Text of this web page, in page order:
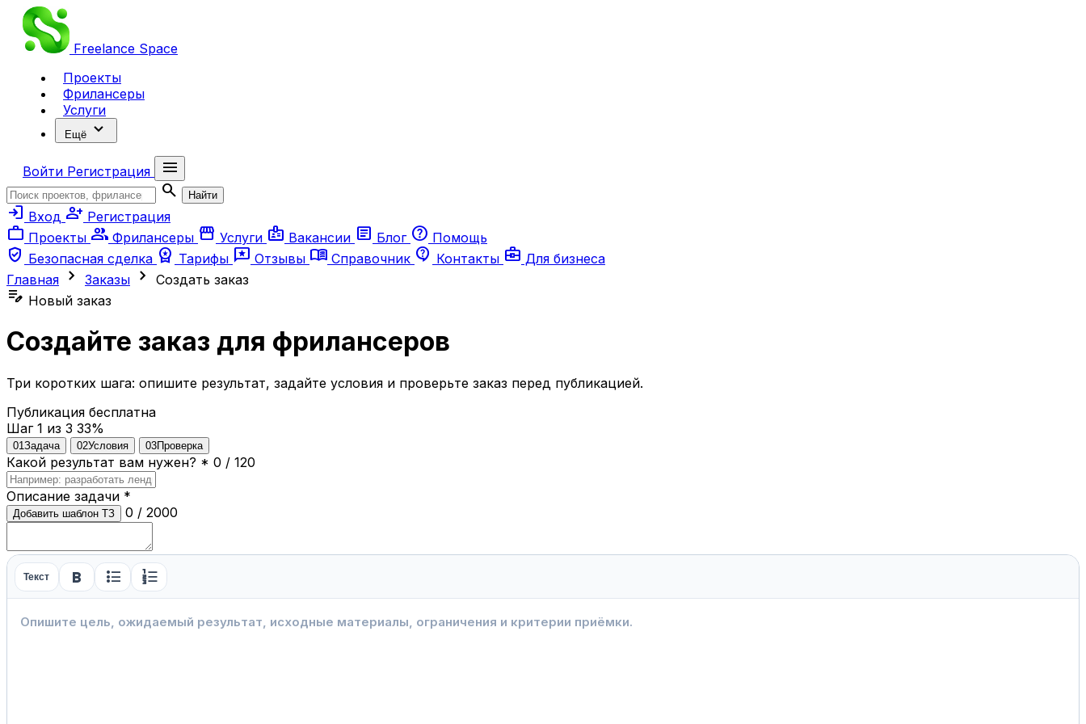
Freelance Space
Проекты
Фрилансеры
Услуги
Ещё expand_more
Войти Регистрация
menu
search
Найти
login Вход person_add Регистрация
work Проекты group Фрилансеры storefront Услуги badge Вакансии article Блог help Помощь
verified_user Безопасная сделка workspace_premium Тарифы reviews Отзывы menu_book Справочник contact_support Контакты business_center Для бизнеса
Главная chevron_right Заказы chevron_right Создать заказ
edit_note Новый заказ
Создайте заказ для фрилансеров
Три коротких шага: опишите результат, задайте условия и проверьте заказ перед публикацией.
Публикация бесплатна
Шаг 1 из 3 33%
01 Задача 02Условия 03Проверка
Какой результат вам нужен? * 0 / 120
Описание задачи *
Добавить шаблон ТЗ 0 / 2000
Текст format_bold format_list_bulleted format_list_numbered